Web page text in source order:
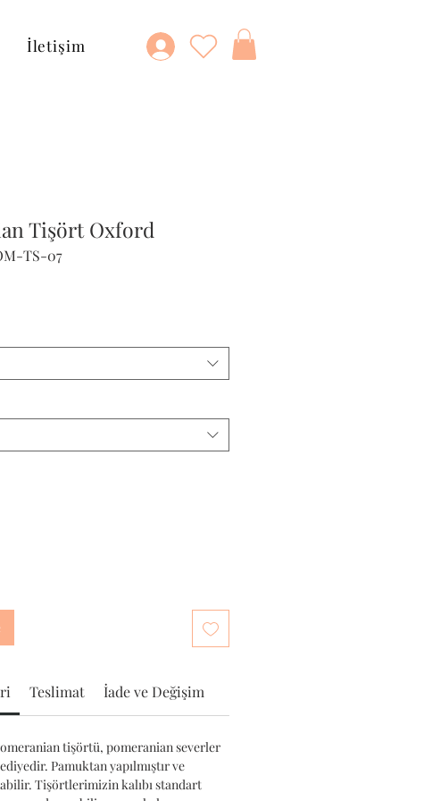
İletişim
Tişört Oxford
TS-07
Teslimat İade ve Değişim
tişörtü, pomeranian severler
Pamuktan yapılmıştır ve
Tişörtlerimizin kalıbı standart